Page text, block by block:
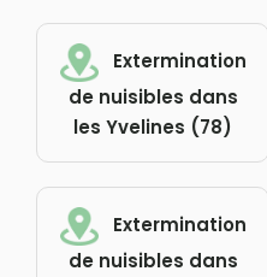
Extermination
de nuisibles dans
les Yvelines (78)
Extermination
de nuisibles dans